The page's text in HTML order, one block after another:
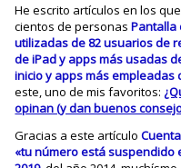
He escrito artículos en los
cientos de personasPantalla
utilizadas de 82 usuarios de
de iPad y apps más usadas
inicio y apps más
este, uno de mis favoritos:
opinan (y dan buenos
Gracias a este artículo
«tu número está suspendido